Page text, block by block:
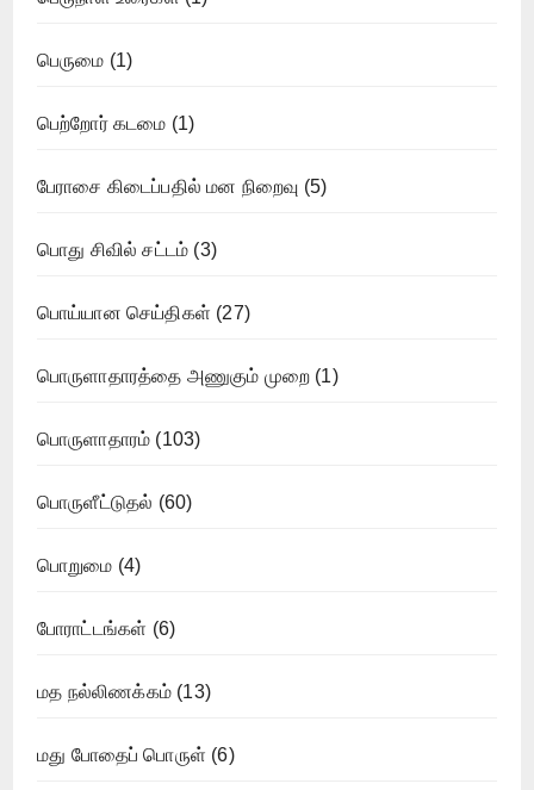
பெருமை (1)
பெற்றோர் கடமை (1)
பேராசை கிடைப்பதில் மன நிறைவு (5)
பொது சிவில் சட்டம் (3)
பொய்யான செய்திகள் (27)
பொருளாதாரத்தை அணுகும் முறை (1)
பொருளாதாரம் (103)
பொருளீட்டுதல் (60)
பொறுமை (4)
போராட்டங்கள் (6)
மத நல்லிணக்கம் (13)
மது போதைப் பொருள் (6)